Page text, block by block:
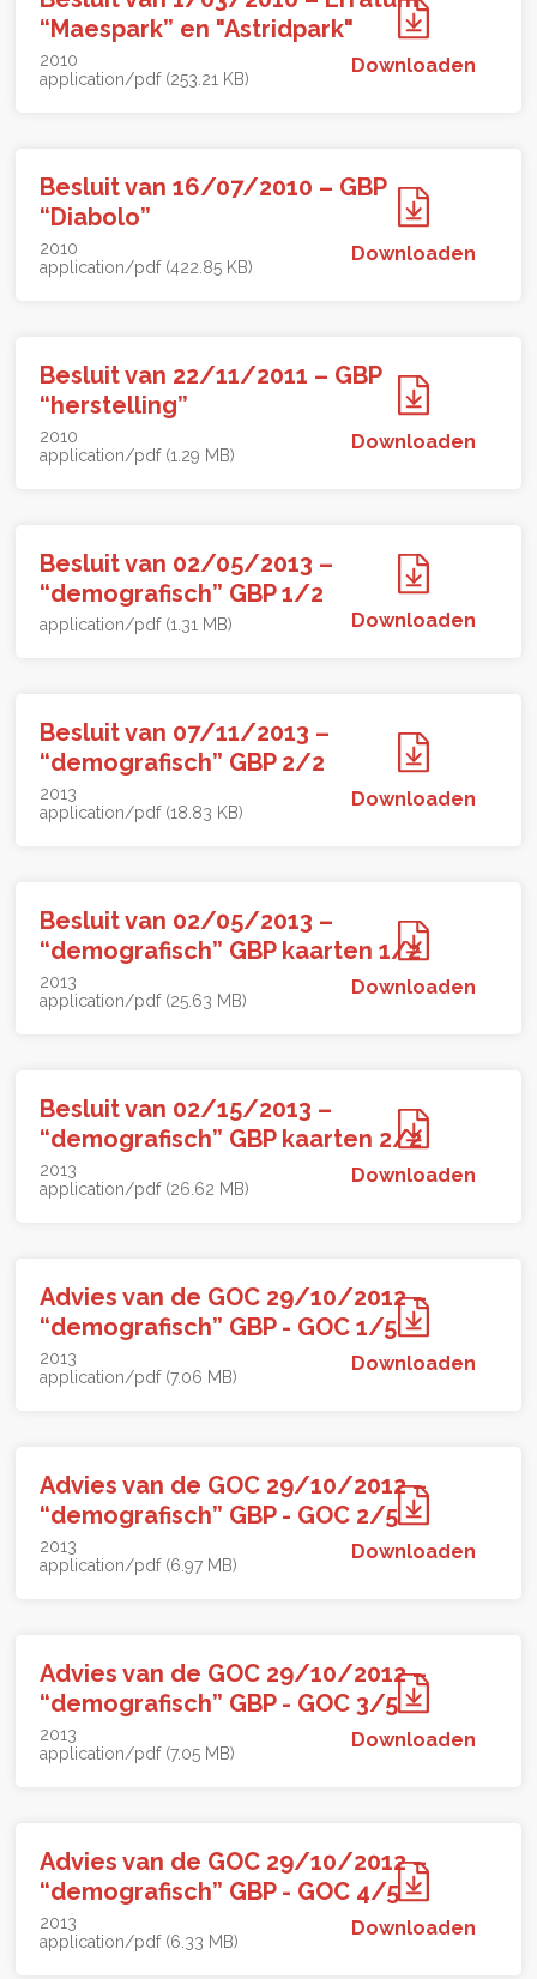
“Maespark” en "Astridpark"
2010
application/pdf (253.21 KB)
Downloaden
Besluit van 16/07/2010 – GBP
“Diabolo”
2010
application/pdf (422.85 KB)
Downloaden
Besluit van 22/11/2011 – GBP
“herstelling”
2010
application/pdf (1.29 MB)
Downloaden
Besluit van 02/05/2013 –
“demografisch” GBP 1/2
application/pdf (1.31 MB) Downloaden
Besluit van 07/11/2013 –
“demografisch” GBP 2/2
2013
application/pdf (18.83 KB)
Downloaden
Besluit van 02/05/2013 –
“demografisch” GBP kaarten 1/2
2013
application/pdf (25.63 MB)
Downloaden
Besluit van 02/15/2013 –
“demografisch” GBP kaarten 2/2
2013
application/pdf (26.62 MB)
Downloaden
Advies van de GOC 29/10/2012 –
“demografisch” GBP - GOC 1/5
2013
application/pdf (7.06 MB)
Downloaden
Advies van de GOC 29/10/2012 –
“demografisch” GBP - GOC 2/5
2013
application/pdf (6.97 MB)
Downloaden
Advies van de GOC 29/10/2012 –
“demografisch” GBP - GOC 3/5
2013
application/pdf (7.05 MB)
Downloaden
Advies van de GOC 29/10/2012 –
“demografisch” GBP - GOC 4/5
2013
application/pdf (6.33 MB)
Downloaden